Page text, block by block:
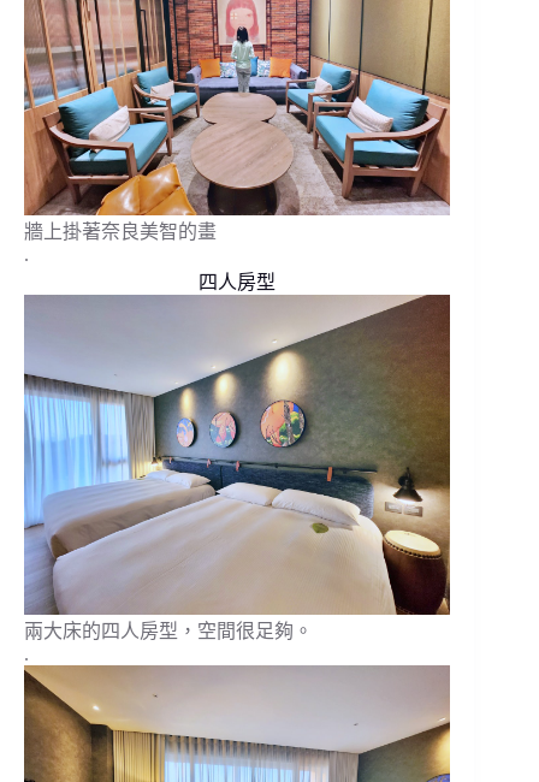
牆上掛著奈良美智的畫
.
四人房型
兩大床的四人房型，空間很足夠。
.